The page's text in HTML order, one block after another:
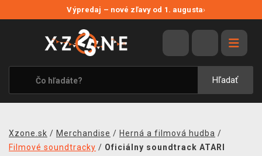
Výpredaj – nové zľavy od 1. augusta›
Hľadať
VÝPREDAJ
VIDEOHRY
XZONE ORIGINALS
TEMATIKY
MERCHANDISE
Xzone.sk / Merchandise / Herná a filmová hudba /
Filmové soundtracky / Oficiálny soundtrack ATARI